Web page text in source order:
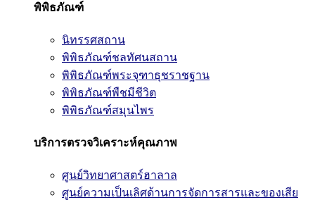
พิพิธภัณฑ์
นิทรรศสถาน
พิพิธภัณฑ์ชลทัศนสถาน
พิพิธภัณฑ์พระจุฑาธุชราชฐาน
พิพิธภัณฑ์พืชมีชีวิต
พิพิธภัณฑ์สมุนไพร
บริการตรวจวิเคราะห์คุณภาพ
ศูนย์วิทยาศาสตร์ฮาลาล
ศูนย์ความเป็นเลิศด้านการจัดการสารและของเสีย